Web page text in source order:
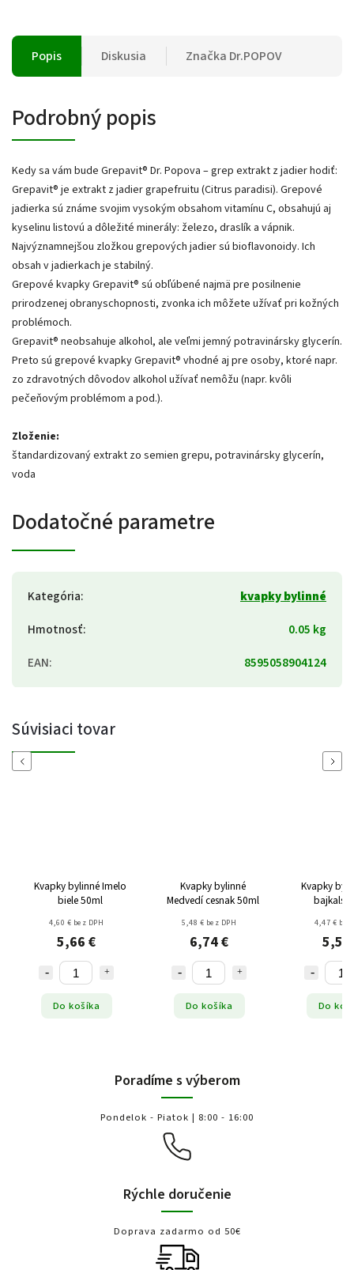
Popis Diskusia Značka Dr.POPOV
Podrobný popis
Kedy sa vám bude Grepavit® Dr. Popova – grep extrakt z jadier hodiť:
Grepavit® je extrakt z jadier grapefruitu (Citrus paradisi). Grepové
jadierka sú známe svojim vysokým obsahom vitamínu C, obsahujú aj
kyselinu listovú a dôležité minerály: železo, draslík a vápnik.
Najvýznamnejšou zložkou grepových jadier sú bioflavonoidy. Ich
obsah v jadierkach je stabilný.
Grepové kvapky Grepavit® sú obľúbené najmä pre posilnenie
prirodzenej obranyschopnosti, zvonka ich môžete užívať pri kožných
problémoch.
Grepavit® neobsahuje alkohol, ale veľmi jemný potravinársky glycerín.
Preto sú grepové kvapky Grepavit® vhodné aj pre osoby, ktoré napr.
zo zdravotných dôvodov alkohol užívať nemôžu (napr. kvôli
pečeňovým problémom a pod.).
Zloženie:
štandardizovaný extrakt zo semien grepu, potravinársky glycerín,
voda
Dodatočné parametre
Kategória:
kvapky bylinné
Hmotnosť:
0.05 kg
EAN: 8595058904124
Súvisiaci tovar
Previous
Kvapky bylinné Imelo
biele 50ml
4,60 € bez DPH
5,66 €
Do košíka
Kvapky bylinné
Medvedí cesnak 50ml
5,48 € bez DPH
6,74 €
Do košíka
Kvapky
4,47 € bez
5,50
Do
Next
Poradíme s výberom
Pondelok - Piatok | 8:00 - 16:00
Rýchle doručenie
Doprava zadarmo od 50€